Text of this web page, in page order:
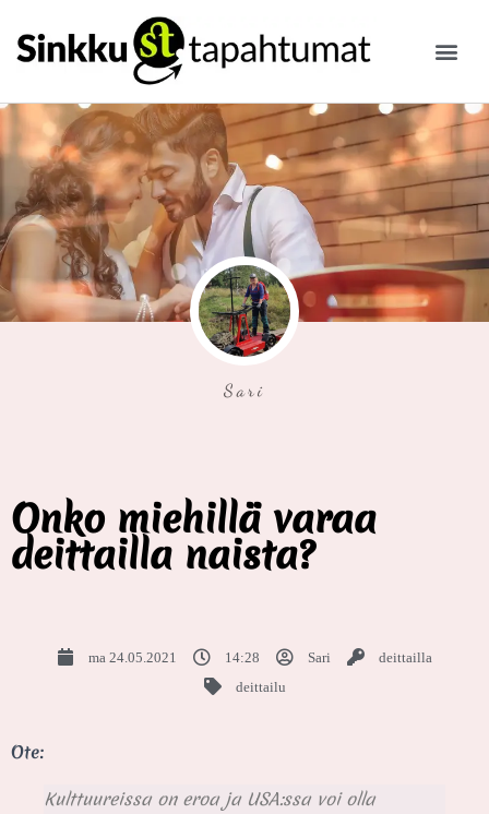
Sari
Onko miehillä varaa
deittailla naista?
ma 24.05.2021 14:28 Sari
deittailla
deittailu
Ote:
Kulttuureissa on eroa ja USA:ssa voi olla